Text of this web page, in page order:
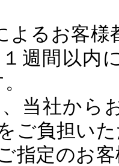
よるお客
１週間以
、当社か
ご負担い
指定のお